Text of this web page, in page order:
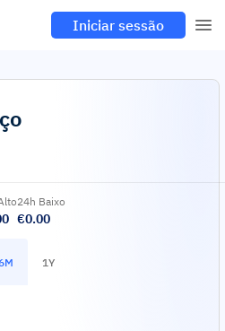
Iniciar sessão
24h Baixo
€0.00
1Y